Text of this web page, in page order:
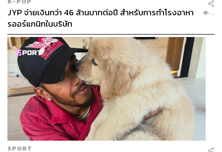
ที่มาพร้อมเนื้อสัมผัสนุ่มเบาและไส้วานิลลาหอมละมุน เป็นอีก
หนึ่งเมนูที่ช่วยเติมความสมบูรณ์ให้ช่วงพักกาแฟยามบ่ายได้
เป็นอย่างดี
นอกจากนี้ยังมีเมนูฟอกาเซียอบสดใหม่ ในราคาเริ่มต้น 79
บาท สำหรับคนที่อยากหาอะไรรองท้องระหว่างวันอีกด้วย แต่
น่าเสียดายที่วันนั้นเราไม่ได้ลอง
JYP จ่ายเงินกว่า 46 ล้านบาทต่อปี สำหรับการทำโรงอาหา
รออร์แกนิกในบริษัท
...
SPORT